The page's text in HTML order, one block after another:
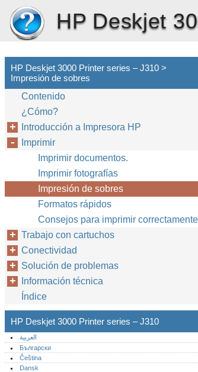
HP Deskjet
HP Deskjet 3000 Printer series – J310 >
Impresión de sobres
Contenido
¿Cómo?
Introducción a Impresora HP
Imprimir
Imprimir documentos.
Imprimir fotografías
Impresión de sobres
Formatos rápidos
Consejos para imprimir correctamente
Trabajo con cartuchos
Conectividad
Solución de problemas
Información técnica
Índice
HP Deskjet 3000 Printer series – J310
العربية
Български
Čeština
Dansk